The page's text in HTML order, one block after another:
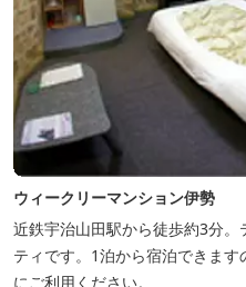
ウィークリーマンション伊勢
近鉄宇治山田駅から徒歩約3分
ティです。1泊から宿泊できま
にご利用ください。